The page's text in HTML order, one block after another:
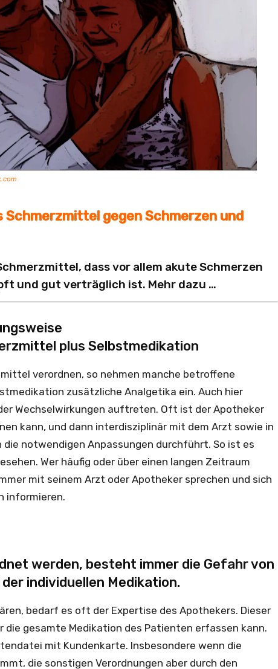
gegen Schmerzen und
dass vor allem akute Schmerzen
und gut verträglich ist. Mehr dazu …
plus Selbstmedikation
verordnen, so nehmen manche betroffene
zusätzliche Analgetika ein. Auch hier
Wechselwirkungen auftreten. Oft ist der Apotheker
kann, und dann interdisziplinär mit dem Arzt sowie in
notwendigen Anpassungen durchführt. So ist es
Wer häufig oder über einen langen Zeitraum
mit seinem Arzt oder Apotheker sprechen und sich
informieren.
werden, besteht immer die Gefahr von
individuellen Medikation.
bedarf es oft der Expertise des Apothekers. Dieser
gesamte Medikation des Patienten erfassen kann.
mit Kundenkarte. Insbesondere wenn die
die sonstigen Verordnungen aber durch den